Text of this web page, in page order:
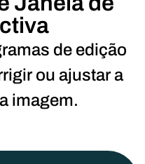
de edição
ou ajustar a
imagem.